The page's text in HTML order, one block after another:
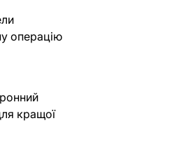
операцію
кращої